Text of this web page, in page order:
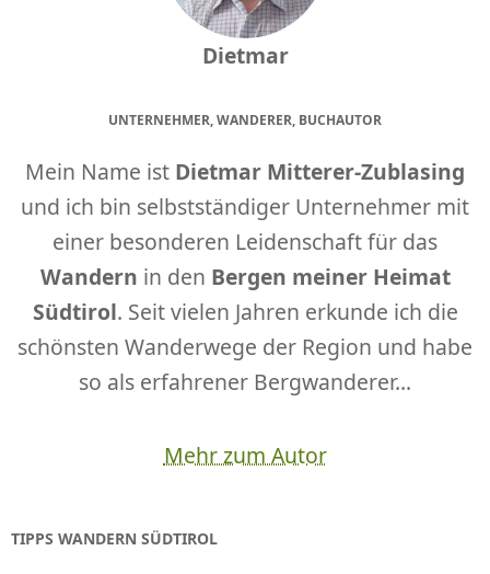
Dietmar
UNTERNEHMER, WANDERER, BUCHAUTOR
Mein Name ist Dietmar Mitterer-Zublasing
und ich bin selbstständiger Unternehmer mit
einer besonderen Leidenschaft für das
Wandern in den Bergen meiner Heimat
Südtirol. Seit vielen Jahren erkunde ich die
schönsten Wanderwege der Region und habe
so als erfahrener Bergwanderer...
Mehr zum Autor
TIPPS WANDERN SÜDTIROL